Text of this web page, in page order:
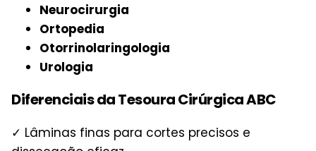
Neurocirurgia
Ortopedia
Otorrinolaringologia
Urologia
Diferenciais da Tesoura Cirúrgica ABC
✓ Lâminas finas para cortes precisos e